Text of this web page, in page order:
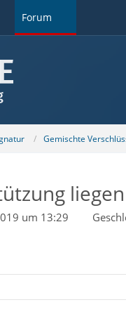
Forum
Gemischte
um 13:29